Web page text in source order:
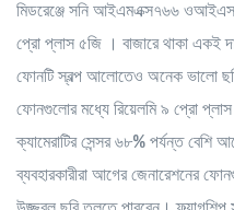
মিডরেঞ্জে সনি আইএমএক্স৭৬৬ ওআইএস
প্রো প্লাস ৫জি । বাজারে থাকা একই
ফোনটি স্বল্প আলোতেও অনেক ভালো
ফোনগুলোর মধ্যে রিয়েলমি ৯ প্রো প্লাস
ক্যামেরাটির সেন্সর ৬৮% পর্যন্ত বেশি
ব্যবহারকারীরা আগের জেনারেশনের